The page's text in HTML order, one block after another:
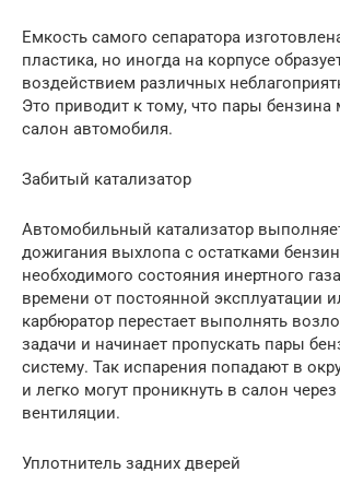
Емкость самого сепаратора
пластика, но иногда на корпусе
воздействием различных
Это приводит к тому, что пары бензина
салон автомобиля.
Забитый катализатор
Автомобильный катализатор
дожигания выхлопа с остатками
необходимого состояния инертного
времени от постоянной эксплуатации
карбюратор перестает выполнять
задачи и начинает пропускать пары
систему. Так испарения попадают в
и легко могут проникнуть в салон
вентиляции.
Уплотнитель задних дверей